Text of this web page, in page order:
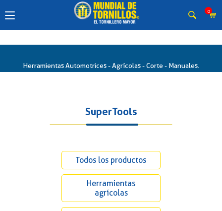
0
Herramientas Automotrices - Agrícolas - Corte - Manuales.
SuperTools
Todos los productos
Herramientas
agrícolas